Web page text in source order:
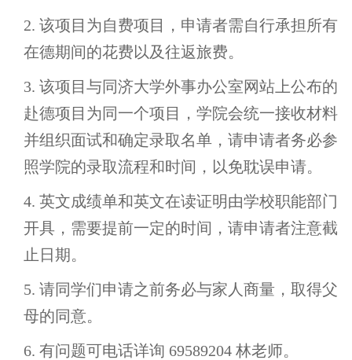
2. 该项目为自费项目，申请者需自行承担所有
在德期间的花费以及往返旅费。
3. 该项目与同济大学外事办公室网站上公布的
赴德项目为同一个项目，学院会统一接收材料
并组织面试和确定录取名单，请申请者务必参
照学院的录取流程和时间，以免耽误申请。
4. 英文成绩单和英文在读证明由学校职能部门
开具，需要提前一定的时间，请申请者注意截
止日期。
5. 请同学们申请之前务必与家人商量，取得父
母的同意。
6. 有问题可电话详询 69589204 林老师。